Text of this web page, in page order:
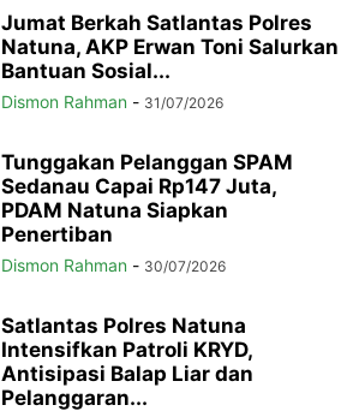
Jumat Berkah Satlantas Polres
Natuna, AKP Erwan Toni Salurkan
Bantuan Sosial...
Dismon Rahman - 31/07/2026
Tunggakan Pelanggan SPAM
Sedanau Capai Rp147 Juta,
PDAM Natuna Siapkan
Penertiban
Dismon Rahman - 30/07/2026
Satlantas Polres Natuna
Intensifkan Patroli KRYD,
Antisipasi Balap Liar dan
Pelanggaran...